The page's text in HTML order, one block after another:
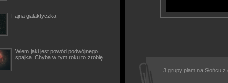
Fajna galaktyczka
Wiem jaki jest powód podwójnego
spajka. Chyba w tym roku to zrobię
3 grupy plam na Słońcu z